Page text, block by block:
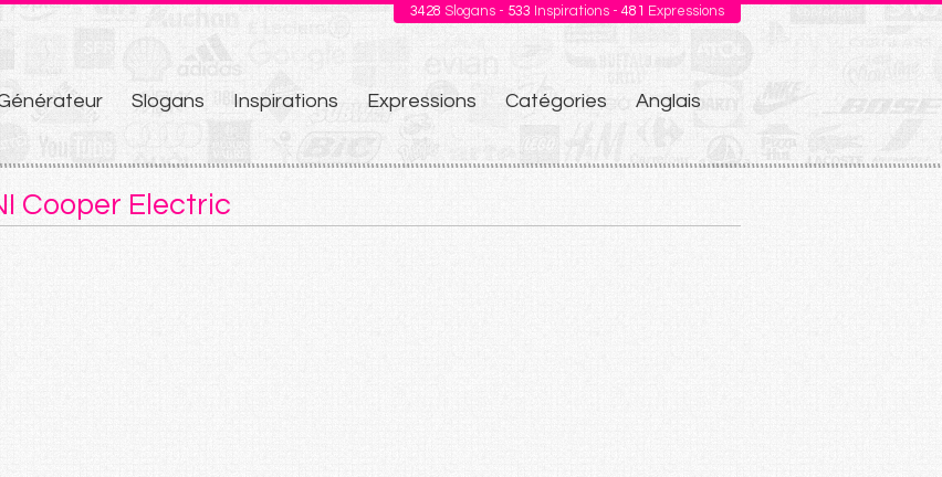
3428 Slogans - 533 Inspirations - 481 Expressions
Slogans Inspirations Expressions Catégories Anglais
Cooper Electric